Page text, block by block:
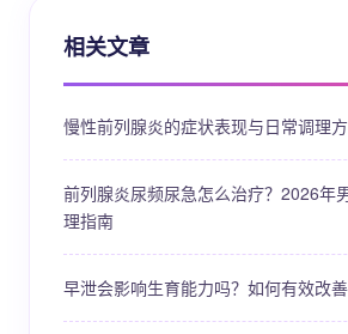
相关文章
慢性前列腺炎的症状表现与日常调理
前列腺炎尿频尿急怎么治疗？2026年
理指南
早泄会影响生育能力吗？如何有效改善